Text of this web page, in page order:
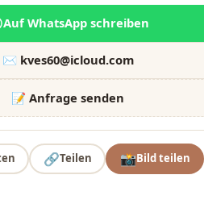
Auf WhatsApp schreiben
✉️ kves60@icloud.com
📝 Anfrage senden
🔗Teilen 📸Bild teilen